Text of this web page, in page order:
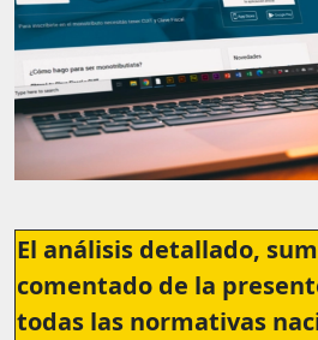
El análisis detallado,
comentado de la
todas las normativas